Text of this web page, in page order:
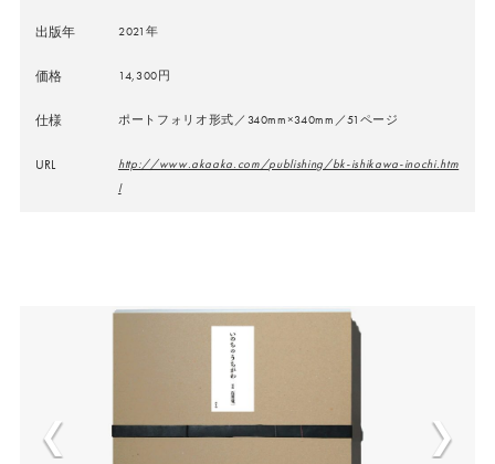
出版年 2021年
価格 14,300円
仕様 ポートフォリオ形式／340mm×340mm／51ページ
URL
http://www.akaaka.com/publishing/bk-ishikawa-inochi.htm
l